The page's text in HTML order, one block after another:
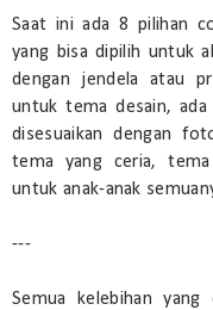
Saat ini ada 8 pilihan
yang bisa dipilih untuk
dengan jendela atau
untuk tema desain,
disesuaikan dengan
tema yang ceria,
untuk anak-anak
---
Semua kelebihan